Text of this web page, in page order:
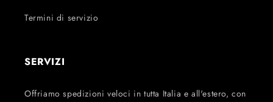
Termini di servizio
SERVIZI
Offriamo spedizioni veloci in tutta Italia e all'estero, con